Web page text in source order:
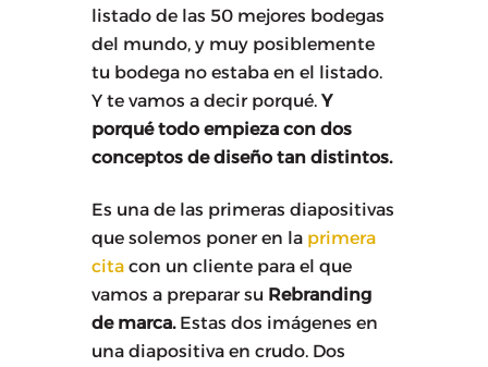
listado de las 50 mejores bodegas
del mundo, y muy posiblemente
tu bodega no estaba en el listado.
Y te vamos a decir porqué. Y
porqué todo empieza con dos
conceptos de diseño tan distintos.
Es una de las primeras diapositivas
que solemos poner en la primera
cita con un cliente para el que
vamos a preparar su Rebranding
de marca. Estas dos imágenes en
una diapositiva en crudo. Dos